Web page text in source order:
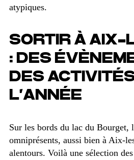
atypiques.
SORTIR À AIX-
: DES
DES
L’ANNÉE
Sur les bords du lac du Bourget,
omniprésents, aussi bien à Aix-
alentours. Voilà une sélection des